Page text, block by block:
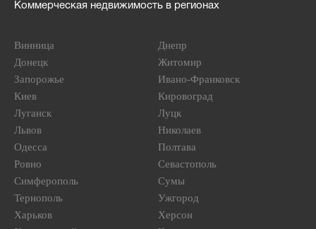
Коммерческая недвижимость в регионах
Винница
Днепр
Донецк
Житомир
Запорожье
Ивано-Франковск
Киев
Кировоград
Луганск
Луцк
Львов
Николаев
Одесса
Полтава
Ровно
Севастополь
Симферополь
Сумы
Тернополь
Ужгород
Харьков
Херсон